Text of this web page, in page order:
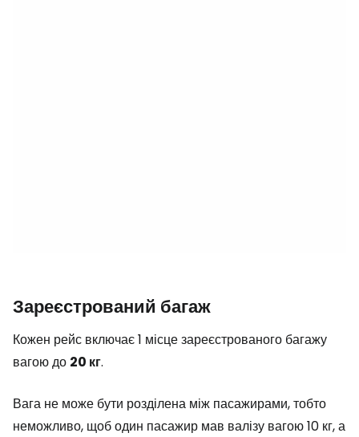
Зареєстрований багаж
Кожен рейс включає 1 місце зареєстрованого багажу
вагою до 20 кг.
Вага не може бути розділена між пасажирами, тобто
неможливо, щоб один пасажир мав валізу вагою 10 кг, а